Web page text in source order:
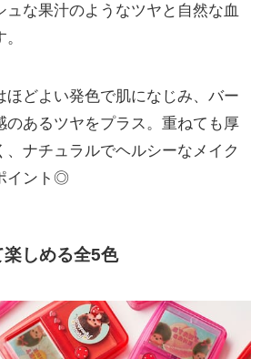
ュな果汁のようなツヤと自然な血
ほどよい発色で肌になじみ、バー
のあるツヤをプラス。重ねても厚
、ナチュラルでヘルシーなメイク
イント◎
しめる全5色